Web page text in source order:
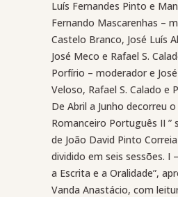
Luís Fernandes Pinto e
Fernando Mascarenhas –
Castelo Branco, José Luís
José Meco e Rafael S.
Porfírio – moderador e
Veloso, Rafael S. Calado e
De Abril a Junho decorreu o
Romanceiro Português II ”
de João David Pinto
dividido em seis sessões. I
a Escrita e a Oralidade”,
Vanda Anastácio, com